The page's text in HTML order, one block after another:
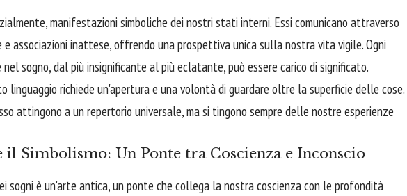
manifestazioni simboliche dei nostri stati interni. Essi comunicano attraverso
associazioni inattese, offrendo una prospettiva unica sulla nostra vita vigile. Ogni
sogno, dal più insignificante al più eclatante, può essere carico di significato.
linguaggio richiede un'apertura e una volontà di guardare oltre la superficie delle cose.
attingono a un repertorio universale, ma si tingono sempre delle nostre esperienze
Simbolismo: Un Ponte tra Coscienza e Inconscio
sogni è un'arte antica, un ponte che collega la nostra coscienza con le profondità